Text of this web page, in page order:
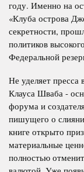
году. Именно на
«Клуба острова
секретности,
политиков
Федеральной
Не уделяет пресса
Клауса Шваба -
форума и
пишущего о
книге открыто
материальные
полностью